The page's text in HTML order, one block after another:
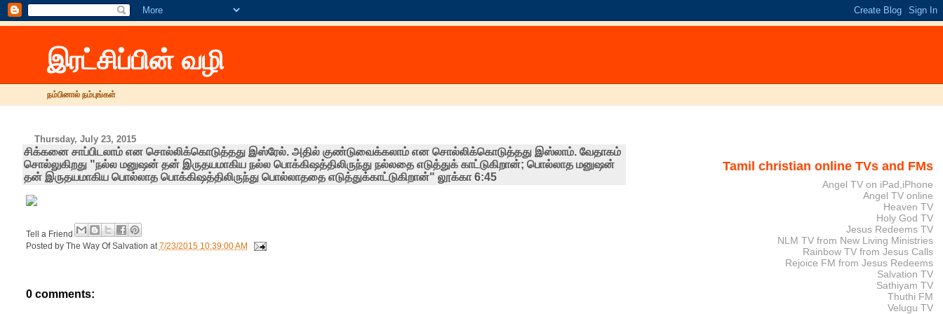
இரட்சிப்பின் வழி
நம்பினால் நம்புங்கள்
Thursday, July 23, 2015
சிக்கனை சாப்பிடலாம் என‌ சொல்லிக்கொடுத்தது இஸ்ரேல். அதில் குண்டுவைக்கலாம் என‌ சொல்லிக்கொடுத்தது இஸ்லாம். வேதாகம்
சொல்லுகிறது "நல்ல மனுஷன் தன் இருதயமாகிய நல்ல பொக்கிஷத்திலிருந்து நல்லதை எடுத்துக் காட்டுகிறான்; பொல்லாத மனுஷன்
தன் இருதயமாகிய பொல்லாத பொக்கிஷத்திலிருந்து பொல்லாததை எடுத்துக்காட்டுகிறான்" லூக்கா 6:45
Tell a Friend
Posted by The Way Of Salvation at 7/23/2015 10:39:00 AM
0 comments:
Tamil christian online TVs and FMs
Angel TV on iPad,iPhone
Angel TV online
Heaven TV
Holy God TV
Jesus Redeems TV
NLM TV from New Living Ministries
Rainbow TV from Jesus Calls
Rejoice FM from Jesus Redeems
Salvation TV
Sathiyam TV
Thuthi FM
Velugu TV